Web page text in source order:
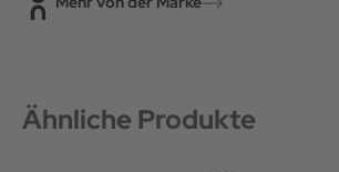
Ähnliche Produkte